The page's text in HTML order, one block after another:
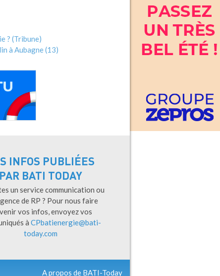
? (Tribune)
à Aubagne (13)
INFOS PUBLIÉES
PAR BATI TODAY
un service communication ou
de RP ? Pour nous faire
vos infos, envoyez vos
àCPbatienergie@bati-
today.com
A propos de BATI-Today